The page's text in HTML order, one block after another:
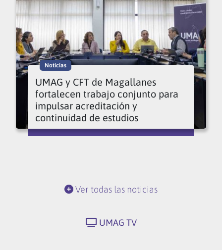
Noticias
UMAG y CFT de Magallanes
fortalecen trabajo conjunto para
impulsar acreditación y
continuidad de estudios
Ver todas las noticias
UMAG TV